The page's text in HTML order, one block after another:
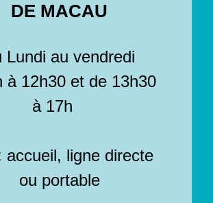
DE MACAU
Lundi au vendredi
à 12h30 et de 13h30
à 17h
accueil, ligne directe
ou portable